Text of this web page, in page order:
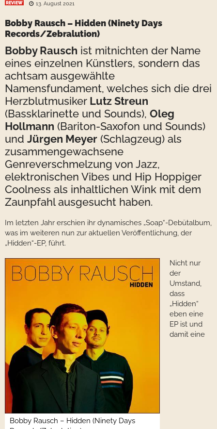
REVIEW 13. August 2021
Bobby Rausch – Hidden(Ninety Days
Records/Zebralution)
Bobby Rausch ist mitnichten der Name
eines einzelnen Künstlers, sondern das
achtsam ausgewählte
Namensfundament, welches sich die drei
Herzblutmusiker Lutz Streun
(Bassklarinette und Sounds), Oleg
Hollmann (Bariton-Saxofon und Sounds)
und Jürgen Meyer (Schlagzeug) als
zusammengewachsene
Genreverschmelzung von Jazz,
elektronischen Vibes und Hip Hoppiger
Coolness als inhaltlichen Wink mit dem
Zaunpfahl ausgesucht haben.
Im letzten Jahr erschien ihr dynamisches „Soap“-Debütalbum,
was im weiteren nun zur aktuellen Veröffentlichung, der
„Hidden“-EP, führt.
Bobby Rausch – Hidden (Ninety Days
Nicht nur
der
Umstand,
dass
„Hidden“
eben eine
EP ist und
damit eine